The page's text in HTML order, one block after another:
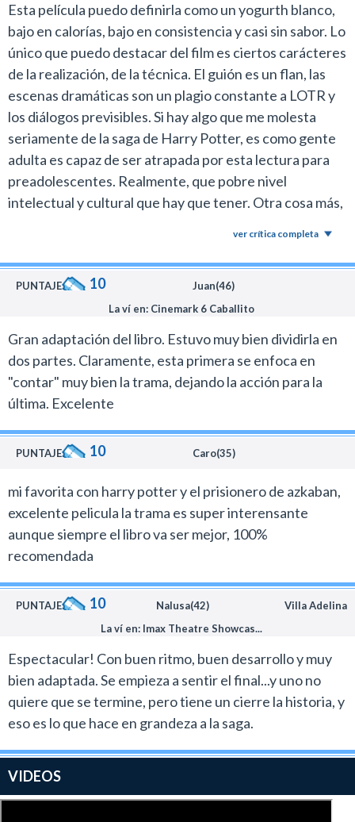
Esta película puedo definirla como un yogurth blanco,
bajo en calorías, bajo en consistencia y casi sin sabor. Lo
único que puedo destacar del film es ciertos carácteres
de la realización, de la técnica. El guión es un flan, las
escenas dramáticas son un plagio constante a LOTR y
los diálogos previsibles. Si hay algo que me molesta
seriamente de la saga de Harry Potter, es como gente
adulta es capaz de ser atrapada por esta lectura para
preadolescentes. Realmente, que pobre nivel
intelectual y cultural que hay que tener. Otra cosa más,
si. Una pésima película.-
ver crítica completa
PUNTAJE: 10
Juan(46)
La ví en: Cinemark 6 Caballito
Gran adaptación del libro. Estuvo muy bien dividirla en
dos partes. Claramente, esta primera se enfoca en
"contar" muy bien la trama, dejando la acción para la
última. Excelente
PUNTAJE: 10 Caro(35)
mi favorita con harry potter y el prisionero de azkaban,
excelente pelicula la trama es super interensante
aunque siempre el libro va ser mejor, 100%
recomendada
PUNTAJE: 10 Nalusa(42)
Villa Adelina
La ví en: Imax Theatre Showcas...
Espectacular! Con buen ritmo, buen desarrollo y muy
bien adaptada. Se empieza a sentir el final...y uno no
quiere que se termine, pero tiene un cierre la historia, y
eso es lo que hace en grandeza a la saga.
VIDEOS